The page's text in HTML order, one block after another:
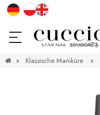
» Klassische Maniküre »